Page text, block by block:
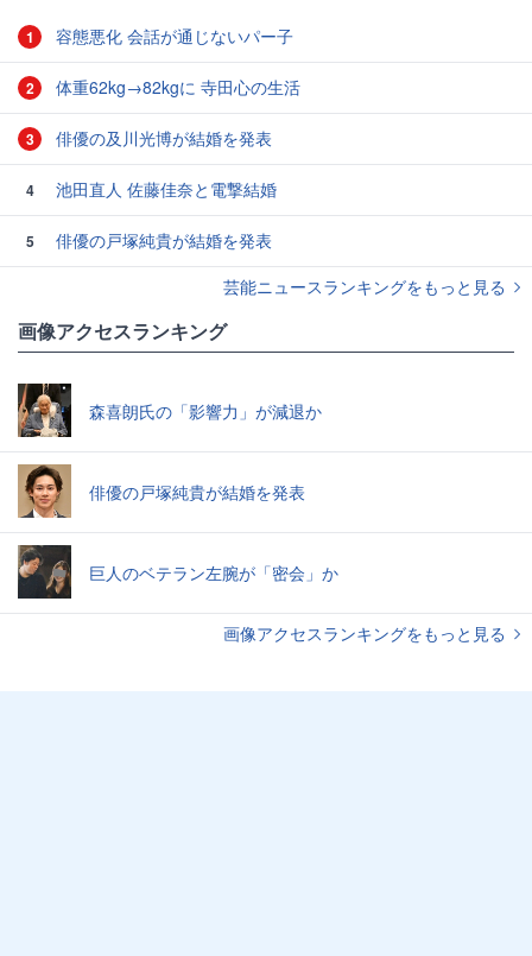
1 容態悪化 会話が通じないパー子
2 体重62kg→82kgに 寺田心の生活
3 俳優の及川光博が結婚を発表
4 池田直人 佐藤佳奈と電撃結婚
5
俳優の戸塚純貴が結婚を発表
芸能ニュースランキングをもっと見る
画像アクセスランキング
森喜朗氏の「影響力」が減退か
俳優の戸塚純貴が結婚を発表
巨人のベテラン左腕が「密会」か
画像アクセスランキングをもっと見る